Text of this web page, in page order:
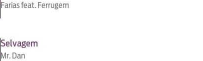
Farias feat. Ferrugem
Selvagem
Mr. Dan